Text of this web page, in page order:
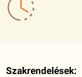
Szakrendelések: